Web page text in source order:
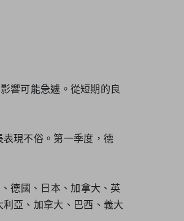
響可能急遽。從短期的良
現不俗。第一季度，德
德國、日本、加拿大、英
亞、加拿大、巴西、義大